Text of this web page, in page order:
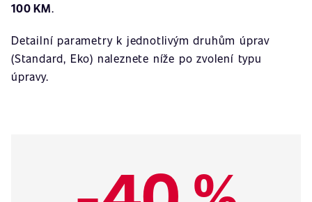
100 KM.
Detailní parametry k jednotlivým druhům úprav
(Standard, Eko) naleznete níže po zvolení typu
úpravy.